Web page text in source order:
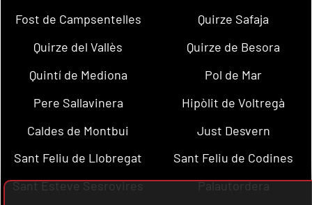
Fost de Campsentelles
Quirze Safaja
Quirze del Vallès
Quirze de Besora
Quintí de Mediona
Pol de Mar
Pere Sallavinera
Hipòlit de Voltregà
Caldes de Montbui
Just Desvern
Sant Feliu de Llobregat
Sant Feliu de Codines
Sant Esteve Sesrovires
Palautordera